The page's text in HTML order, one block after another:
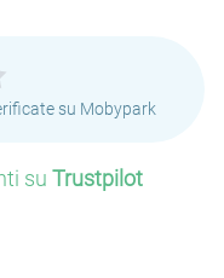
su Mobypark
su Trustpilot